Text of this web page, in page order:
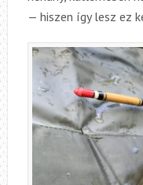
— hiszen így lesz ez